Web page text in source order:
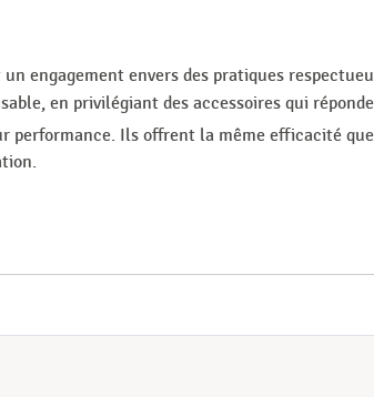
engagement envers des pratiques
en privilégiant des accessoires qui
performance. Ils offrent la même efficacité